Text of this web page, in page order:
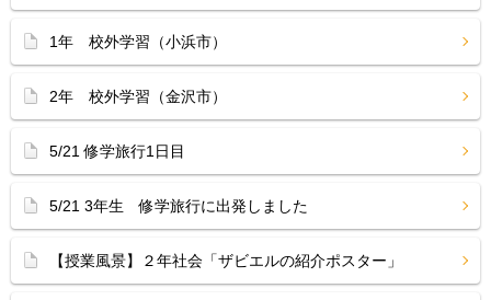
1年 校外学習（小浜市）
2年 校外学習（金沢市）
5/21 修学旅行1日目
5/21 3年生 修学旅行に出発しました
【授業風景】２年社会「ザビエルの紹介ポスター」